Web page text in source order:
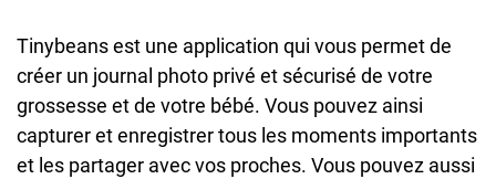
Tinybeans est une application qui vous permet de
créer un journal photo privé et sécurisé de votre
grossesse et de votre bébé. Vous pouvez ainsi
capturer et enregistrer tous les moments importants
et les partager avec vos proches. Vous pouvez aussi